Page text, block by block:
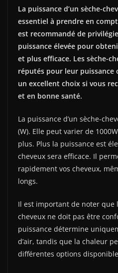
La puissance d’un sèche-
essentiel à prendre en
est recommandé de
puissance élevée pour
et plus efficace. Les sèche-
réputés pour leur puissance
un excellent choix si vous
et en bonne santé.
La puissance d’un sèche-
(W). Elle peut varier de
plus. Plus la puissance est
cheveux sera efficace. Il
rapidement vos cheveux,
longs.
Il est important de noter que
cheveux ne doit pas être
puissance détermine
d’air, tandis que la chaleur
différentes options